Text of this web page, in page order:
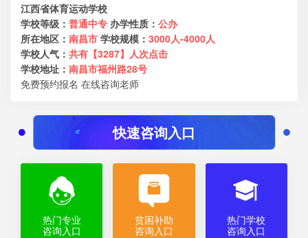
江西省体育运动学校
学校等级： 普通中专 办学性质： 公办
所在地区： 南昌市 学校规模： 3000人-4000人
学校人气： 共有【3287】人次点击
学校地址： 南昌市福州路28号
免费预约报名 在线咨询老师
快速咨询入口
热门专业
咨询入口
贫困补助
咨询入口
热门学校
咨询入口